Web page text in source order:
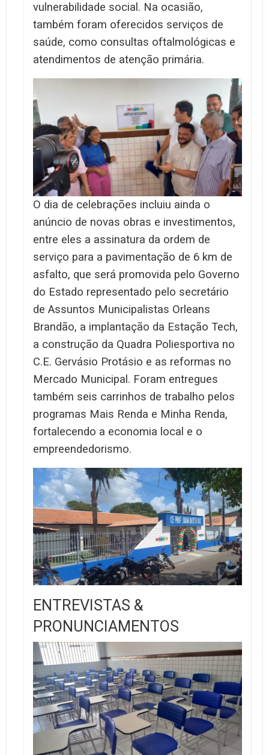
vulnerabilidade social. Na ocasião,
também foram oferecidos serviços de
saúde, como consultas oftalmológicas e
atendimentos de atenção primária.
O dia de celebrações incluiu ainda o
anúncio de novas obras e investimentos,
entre eles a assinatura da ordem de
serviço para a pavimentação de 6 km de
asfalto, que será promovida pelo Governo
do Estado representado pelo secretário
de Assuntos Municipalistas Orleans
Brandão, a implantação da Estação Tech,
a construção da Quadra Poliesportiva no
C.E. Gervásio Protásio e as reformas no
Mercado Municipal. Foram entregues
também seis carrinhos de trabalho pelos
programas Mais Renda e Minha Renda,
fortalecendo a economia local e o
empreendedorismo.
ENTREVISTAS &
PRONUNCIAMENTOS